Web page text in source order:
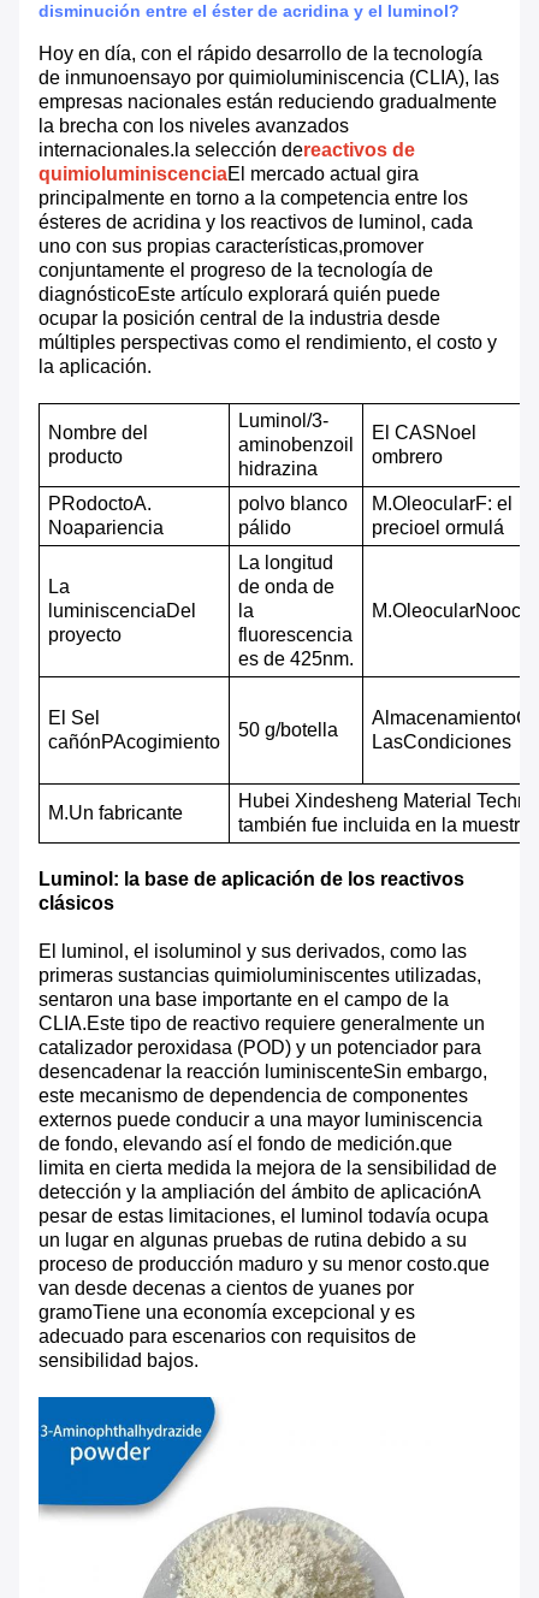
disminución entre el éster de acridina y el luminol?
Hoy en día, con el rápido desarrollo de la tecnología
de inmunoensayo por quimioluminiscencia (CLIA), las
empresas nacionales están reduciendo gradualmente
la brecha con los niveles avanzados
internacionales.la selección dereactivos de
quimioluminiscenciaEl mercado actual gira
principalmente en torno a la competencia entre los
ésteres de acridina y los reactivos de luminol, cada
uno con sus propias características,promover
conjuntamente el progreso de la tecnología de
diagnósticoEste artículo explorará quién puede
ocupar la posición central de la industria desde
múltiples perspectivas como el rendimiento, el costo y
la aplicación.
Nombre del
producto
Luminol/3-
aminobenzoil
hidrazina
El CASNoel
ombrero
PRodoctoA.
Noapariencia
polvo blanco
pálido
M.OleocularF: el
precioel ormulá
La
luminiscenciaDel
proyecto
La longitud
de onda de
la
fluorescencia
es de 425nm.
M.OleocularNo
El Sel
cañónPAcogimiento
50 g/botella
AlmacenamientoC.
LasCondiciones
M.Un fabricante
Hubei Xindesheng Material
también fue incluida en la muestra.
Luminol: la base de aplicación de los reactivos
clásicos
El luminol, el isoluminol y sus derivados, como las
primeras sustancias quimioluminiscentes utilizadas,
sentaron una base importante en el campo de la
CLIA.Este tipo de reactivo requiere generalmente un
catalizador peroxidasa (POD) y un potenciador para
desencadenar la reacción luminiscenteSin embargo,
este mecanismo de dependencia de componentes
externos puede conducir a una mayor luminiscencia
de fondo, elevando así el fondo de medición.que
limita en cierta medida la mejora de la sensibilidad de
detección y la ampliación del ámbito de aplicaciónA
pesar de estas limitaciones, el luminol todavía ocupa
un lugar en algunas pruebas de rutina debido a su
proceso de producción maduro y su menor costo.que
van desde decenas a cientos de yuanes por
gramoTiene una economía excepcional y es
adecuado para escenarios con requisitos de
sensibilidad bajos.